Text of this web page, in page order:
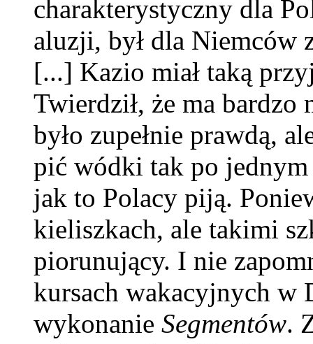
charakterystyczny dla
aluzji, był dla Niemców
[...] Kazio miał taką
Twierdził, że ma bardzo
było zupełnie prawdą,
pić wódki tak po jednym
jak to Polacy piją.
kieliszkach, ale takimi
piorunujący. I nie
kursach wakacyjnych w
wykonanie Segmentów.